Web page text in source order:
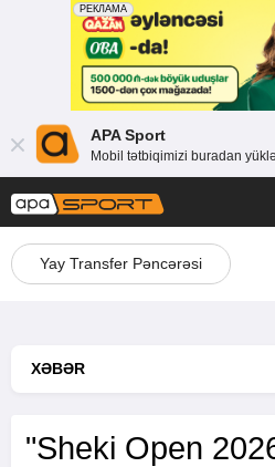
APA Sport
Mobil tətbiqimizi buradan
Yay Transfer Pəncərəsi
XƏBƏR
"Sheki Open